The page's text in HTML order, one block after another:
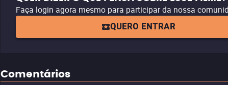
Faça login agora mesmo para participar da nossa
QUERO ENTRAR
Comentários